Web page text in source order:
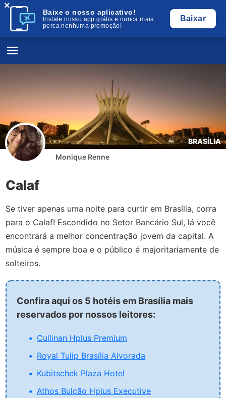
Baixe o nosso aplicativo!
Instale nosso app grátis e nunca mais
perca nenhuma promoção!
Baixar
×
BRASÍLIA
Monique Renne
Calaf
Se tiver apenas uma noite para curtir em Brasília, corra
para o Calaf! Escondido no Setor Bancário Sul, lá você
encontrará a melhor concentração jovem da capital. A
música é sempre boa e o público é majoritariamente de
solteiros.
Confira aqui os 5 hotéis em Brasília mais
reservados por nossos leitores:
Cullinan Hplus Premium
Royal Tulip Brasília Alvorada
Kubitschek Plaza Hotel
Athos Bulcão Hplus Executive